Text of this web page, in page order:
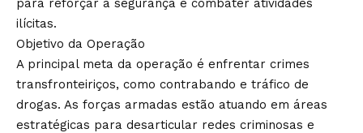
para reforçar a segurança e combater atividades
ilícitas.
Objetivo da Operação
A principal meta da operação é enfrentar crimes
transfronteiriços, como contrabando e tráfico de
drogas. As forças armadas estão atuando em áreas
estratégicas para desarticular redes criminosas e